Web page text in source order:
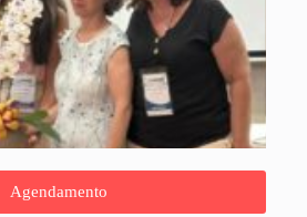
Agendamento